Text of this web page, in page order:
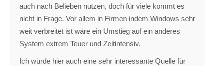
auch nach Belieben nutzen, doch für viele kommt es
nicht in Frage. Vor allem in Firmen indem Windows sehr
weit verbreitet ist wäre ein Umstieg auf ein anderes
System extrem Teuer und Zeitintensiv.
Ich würde hier auch eine sehr interessante Quelle für